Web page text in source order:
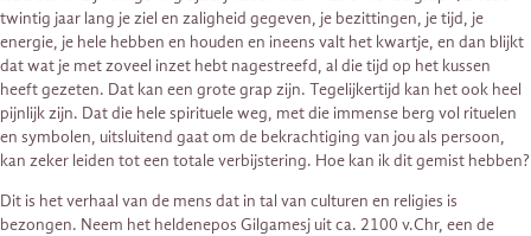
twintig jaar lang je ziel en zaligheid gegeven, je bezittingen, je tijd, je
energie, je hele hebben en houden en ineens valt het kwartje, en dan blijkt
dat wat je met zoveel inzet hebt nagestreefd, al die tijd op het kussen
heeft gezeten. Dat kan een grote grap zijn. Tegelijkertijd kan het ook heel
pijnlijk zijn. Dat die hele spirituele weg, met die immense berg vol rituelen
en symbolen, uitsluitend gaat om de bekrachtiging van jou als persoon,
kan zeker leiden tot een totale verbijstering. Hoe kan ik dit gemist hebben?
Dit is het verhaal van de mens dat in tal van culturen en religies is
bezongen. Neem het heldenepos Gilgamesj uit ca. 2100 v.Chr, een de